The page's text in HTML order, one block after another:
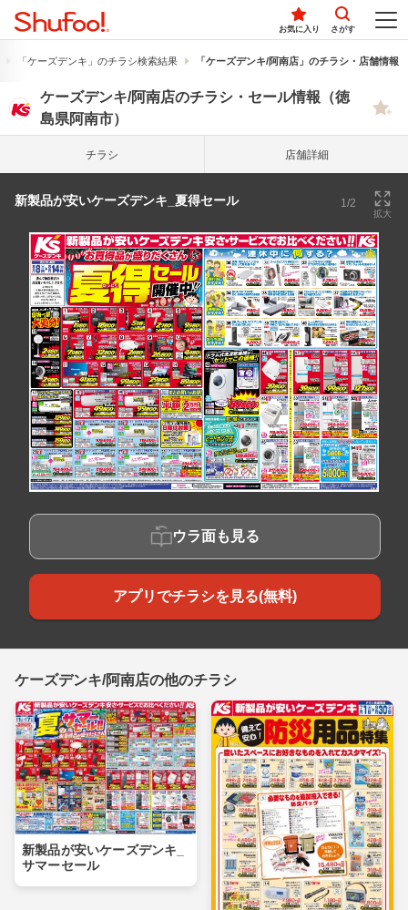
お気に入り さがす
「ケーズデンキ」のチラシ検索結果 「ケーズデンキ/阿南店」のチラシ・店舗情報
ケーズデンキ/阿南店のチラシ・セール情報（徳
島県阿南市）
チラシ 店舗詳細
新製品が安いケーズデンキ_夏得セール 1/2
拡大
ウラ面も見る
アプリでチラシを見る(無料)
ケーズデンキ/阿南店の他のチラシ
新製品が安いケーズデンキ_
サマーセール